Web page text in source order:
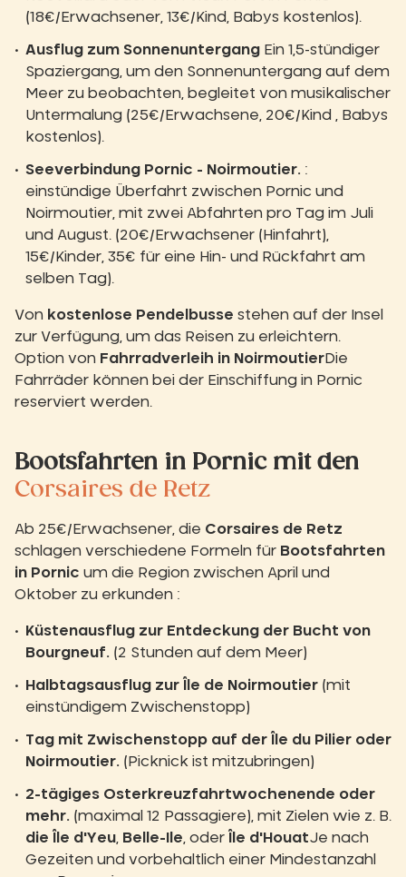
(18€/Erwachsener, 13€/Kind, Babys kostenlos).
Ausflug zum Sonnenuntergang Ein 1,5-stündiger
Spaziergang, um den Sonnenuntergang auf dem
Meer zu beobachten, begleitet von musikalischer
Untermalung (25€/Erwachsene, 20€/Kind , Babys
kostenlos).
Seeverbindung Pornic - Noirmoutier. :
einstündige Überfahrt zwischen Pornic und
Noirmoutier, mit zwei Abfahrten pro Tag im Juli
und August. (20€/Erwachsener (Hinfahrt),
15€/Kinder, 35€ für eine Hin- und Rückfahrt am
selben Tag).
Von kostenlose Pendelbusse stehen auf der Insel
zur Verfügung, um das Reisen zu erleichtern.
Option von Fahrradverleih in NoirmoutierDie
Fahrräder können bei der Einschiffung in Pornic
reserviert werden.
Bootsfahrten in Pornic mit den
Corsaires de Retz
Ab 25€/Erwachsener, die Corsaires de Retz
schlagen verschiedene Formeln für Bootsfahrten
in Pornic um die Region zwischen April und
Oktober zu erkunden :
Küstenausflug zur Entdeckung der Bucht von
Bourgneuf. (2 Stunden auf dem Meer)
Halbtagsausflug zur Île de Noirmoutier (mit
einstündigem Zwischenstopp)
Tag mit Zwischenstopp auf der Île du Pilier oder
Noirmoutier. (Picknick ist mitzubringen)
2-tägiges Osterkreuzfahrtwochenende oder
mehr. (maximal 12 Passagiere), mit Zielen wie z. B.
die Île d'Yeu
Belle-Ile , oder Île d'HouatJe nach
Gezeiten und vorbehaltlich einer Mindestanzahl